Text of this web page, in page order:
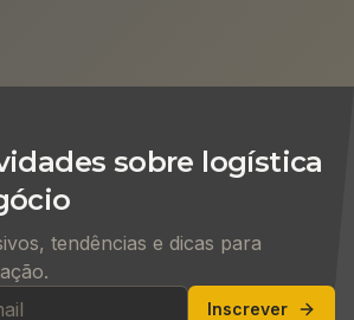
sobre logística
tendências e dicas para
Inscrever